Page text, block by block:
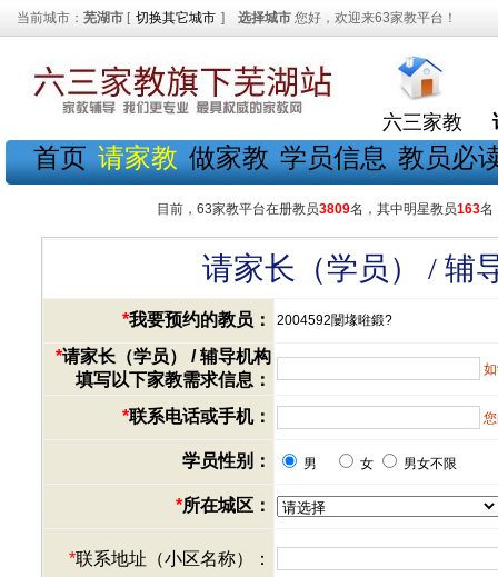
当前城市： 芜湖市 [ 切换其它城市 ] 选择城市 您好，欢迎来63家教平台！
六三家教
首页 请家教 做家教 学员信息 教员必
目前，63家教平台在册教员3809名，其中明星教员163名
请家长（学员） / 辅
*我要预约的教员： 2004592闄堟暀鍛?
*请家长（学员） / 辅导机构
填写以下家教需求信息：
*联系电话或手机：
学员性别： 男 女 男女不限
*所在城区：
*联系地址（小区名称）：